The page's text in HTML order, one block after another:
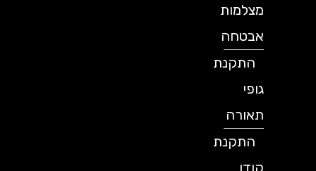
מצלמות
אבטחה
התקנת
תאורה
התקנת